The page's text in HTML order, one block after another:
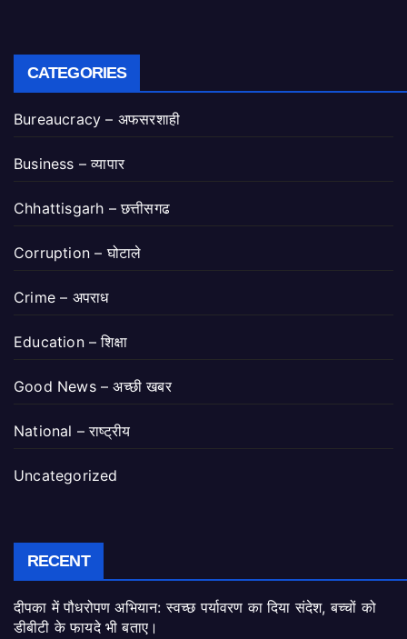
CATEGORIES
Bureaucracy – अफसरशाही
Business – व्यापार
Chhattisgarh – छत्तीसगढ
Corruption – घोटाले
Crime – अपराध
Education – शिक्षा
Good News – अच्छी खबर
National – राष्ट्रीय
Uncategorized
RECENT
दीपका में पौधरोपण अभियान: स्वच्छ पर्यावरण का दिया संदेश, बच्चों को
डीबीटी के फायदे भी बताए।